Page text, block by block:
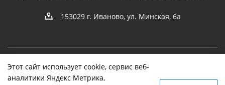
153029 г. Иваново, ул. Минская, 6а
-разработка,продвижение сайта
Этот сайт использует cookie, сервис веб-
аналитики Яндекс Метрика,